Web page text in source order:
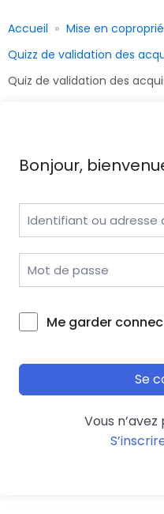
Accueil
Mise en
Quizz de validation des
Quiz de validation des
Bonjour,
Me garder
Se
Vous